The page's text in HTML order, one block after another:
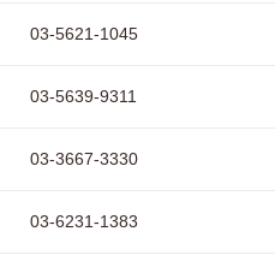
03-5621-1045
03-5639-9311
03-3667-3330
03-6231-1383